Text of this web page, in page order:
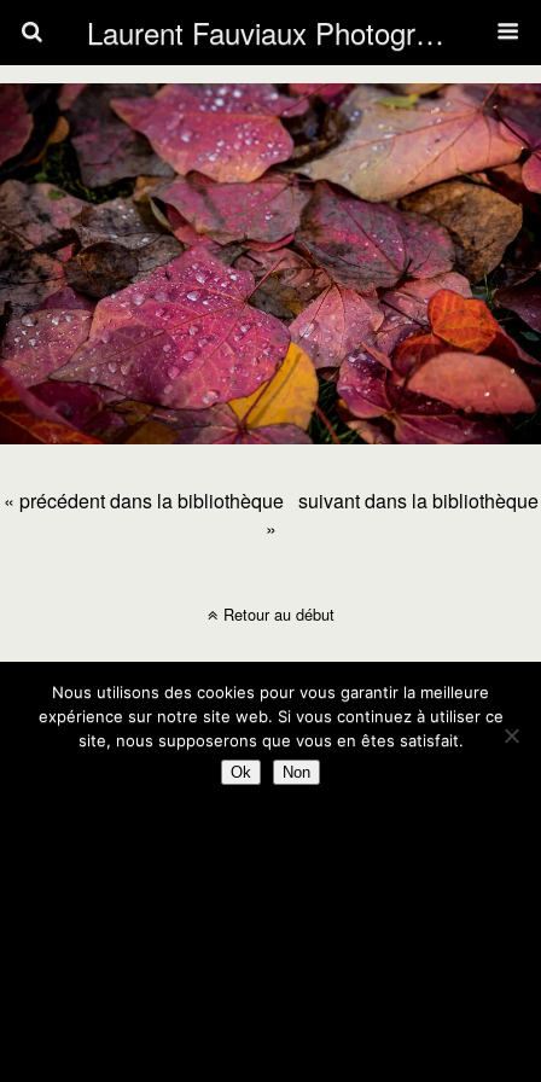
Laurent Fauviaux Photography
« précédent dans la bibliothèque suivant dans la bibliothèque
»
Retour au début
Nous utilisons des cookies pour vous garantir la meilleure
expérience sur notre site web. Si vous continuez à utiliser ce
site, nous supposerons que vous en êtes satisfait.
Ok Non